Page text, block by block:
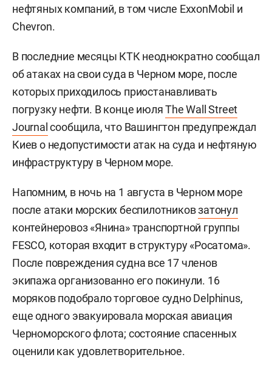
нефтяных компаний, в том числе ExxonMobil и
Chevron.
В последние месяцы КТК неоднократно сообщал
об атаках на свои суда в Черном море, после
которых приходилось приостанавливать
погрузку нефти. В конце июляThe Wall Street
Journal сообщила, что Вашингтон предупреждал
Киев о недопустимости атак на суда и нефтяную
инфраструктуру в Черном море.
Напомним, в ночь на 1 августа в Черном море
после атаки морских беспилотниковзатонул
контейнеровоз «Янина» транспортной группы
FESCO, которая входит в структуру «Росатома».
После повреждения судна все 17 членов
экипажа организованно его покинули. 16
моряков подобрало торговое судно Delphinus,
еще одного эвакуировала морская авиация
Черноморского флота; состояние спасенных
оценили как удовлетворительное.